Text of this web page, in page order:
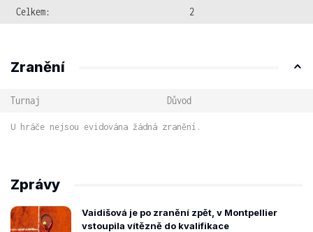
Celkem:
2
Zranění
Turnaj Důvod
U hráče nejsou evidována žádná zranění.
Zprávy
Vaidišová je po zranění zpět, v Montpellier
vstoupila vítězně do kvalifikace